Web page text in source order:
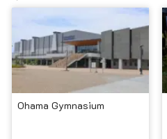
Ohama Gymnasium